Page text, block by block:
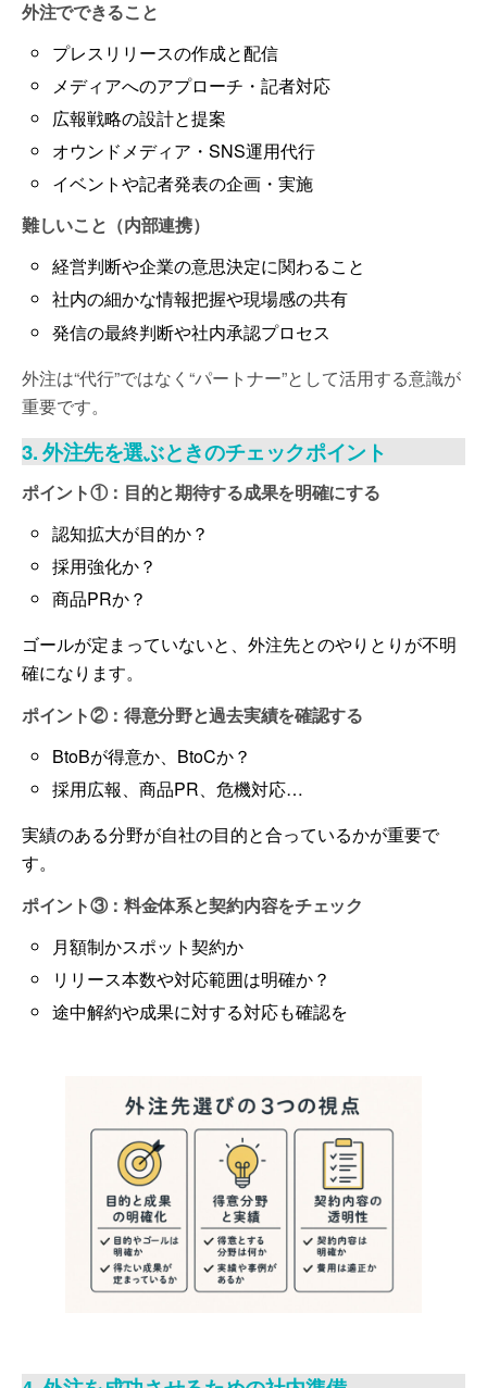
外注でできること
プレスリリースの作成と配信
メディアへのアプローチ・記者対応
広報戦略の設計と提案
オウンドメディア・SNS運用代行
イベントや記者発表の企画・実施
難しいこと（内部連携）
経営判断や企業の意思決定に関わること
社内の細かな情報把握や現場感の共有
発信の最終判断や社内承認プロセス
外注は“代行”ではなく“パートナー”として活用する意識が
重要です。
3. 外注先を選ぶときのチェックポイント
ポイント①：目的と期待する成果を明確にする
認知拡大が目的か？
採用強化か？
商品PRか？
ゴールが定まっていないと、外注先とのやりとりが不明
確になります。
ポイント②：得意分野と過去実績を確認する
BtoBが得意か、BtoCか？
採用広報、商品PR、危機対応…
実績のある分野が自社の目的と合っているかが重要で
す。
ポイント③：料金体系と契約内容をチェック
月額制かスポット契約か
リリース本数や対応範囲は明確か？
途中解約や成果に対する対応も確認を